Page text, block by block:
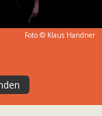
Foto © Klaus Handner